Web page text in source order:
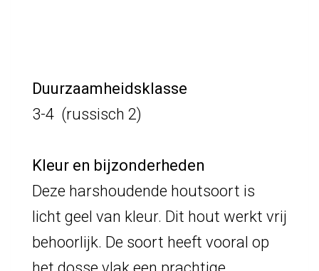
Duurzaamheidsklasse
3-4 (russisch 2)
Kleur en bijzonderheden
Deze harshoudende houtsoort is
licht geel van kleur. Dit hout werkt vrij
behoorlijk. De soort heeft vooral op
het dosse vlak een prachtige